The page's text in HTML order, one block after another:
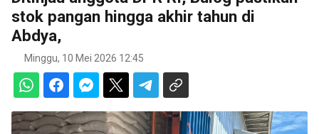
stok pangan hingga akhir tahun di
Abdya,
Minggu, 10 Mei 2026 12:45